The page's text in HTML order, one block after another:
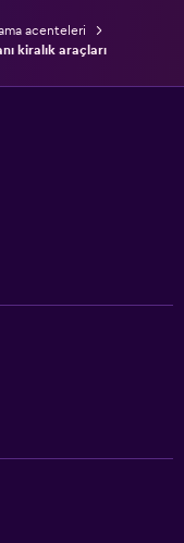
acenteleri
kiralık araçları